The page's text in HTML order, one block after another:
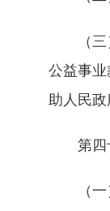
（三）
公益事
助人民
第四十
（一）